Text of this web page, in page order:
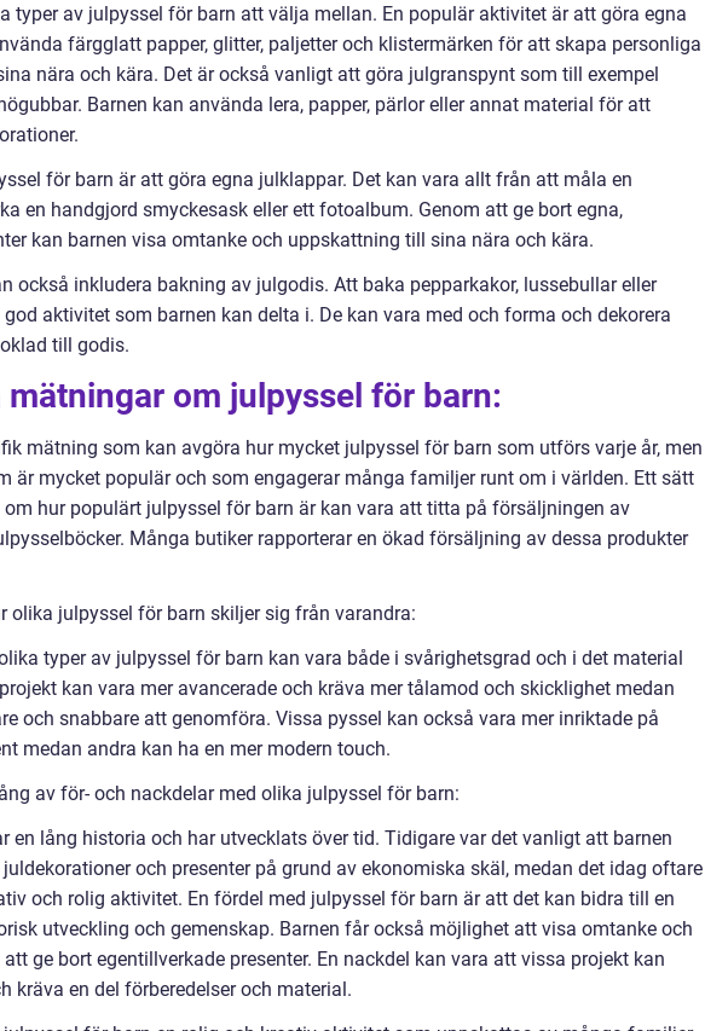
typer av julpyssel för barn att välja mellan. En populär aktivitet är att göra egna
färgglatt papper, glitter, paljetter och klistermärken för att skapa personliga
nära och kära. Det är också vanligt att göra julgranspynt som till exempel
Barnen kan använda lera, papper, pärlor eller annat material för att
för barn är att göra egna julklappar. Det kan vara allt från att måla en
en handgjord smyckesask eller ett fotoalbum. Genom att ge bort egna,
kan barnen visa omtanke och uppskattning till sina nära och kära.
också inkludera bakning av julgodis. Att baka pepparkakor, lussebullar eller
aktivitet som barnen kan delta i. De kan vara med och forma och dekorera
till godis.
mätningar om julpyssel för barn:
mätning som kan avgöra hur mycket julpyssel för barn som utförs varje år, men
är mycket populär och som engagerar många familjer runt om i världen. Ett sätt
hur populärt julpyssel för barn är kan vara att titta på försäljningen av
Många butiker rapporterar en ökad försäljning av dessa produkter
olika julpyssel för barn skiljer sig från varandra:
typer av julpyssel för barn kan vara både i svårighetsgrad och i det material
kan vara mer avancerade och kräva mer tålamod och skicklighet medan
och snabbare att genomföra. Vissa pyssel kan också vara mer inriktade på
medan andra kan ha en mer modern touch.
av för- och nackdelar med olika julpyssel för barn:
en lång historia och har utvecklats över tid. Tidigare var det vanligt att barnen
och presenter på grund av ekonomiska skäl, medan det idag oftare
och rolig aktivitet. En fördel med julpyssel för barn är att det kan bidra till en
utveckling och gemenskap. Barnen får också möjlighet att visa omtanke och
ge bort egentillverkade presenter. En nackdel kan vara att vissa projekt kan
kräva en del förberedelser och material.